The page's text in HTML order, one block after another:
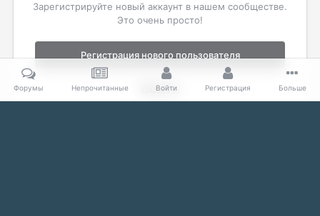
Зарегистрируйте новый аккаунт в нашем сообществе.
Это очень просто!
Регистрация нового пользователя
Войти
Уже есть аккаунт? Войти в систему.
Форумы Непрочитанные Войти Регистрация Больше